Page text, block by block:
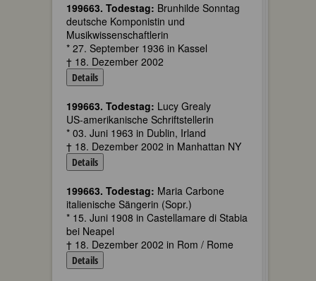
199663. Todestag: Brunhilde Sonntag
deutsche Komponistin und
Musikwissenschaftlerin
* 27. September 1936 in Kassel
† 18. Dezember 2002
Details
199663. Todestag: Lucy Grealy
US-amerikanische Schriftstellerin
* 03. Juni 1963 in Dublin, Irland
† 18. Dezember 2002 in Manhattan NY
Details
199663. Todestag: Maria Carbone
italienische Sängerin (Sopr.)
* 15. Juni 1908 in Castellamare di Stabia
bei Neapel
† 18. Dezember 2002 in Rom / Rome
Details